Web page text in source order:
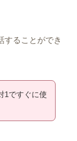
することができ
1ですぐに使